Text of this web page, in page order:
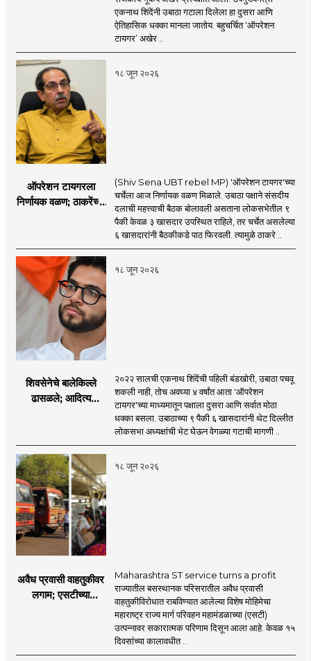
शिंदेंकडे जाण्याच्या चर्चा
सुरू
एकनाथ शिंदेंनी उबाठा गटाला दिलेला हा दुसरा आणि
ऐतिहासिक धक्का मानला जातोय. बहुचर्चित ‘ऑपरेशन
टायगर’ अखेर ..
१८ जून २०२६
ऑपरेशन टायगरला
निर्णायक वळण; ठाकरेंच्या
विलीन होण्याचा प्रस्ताव?
(Shiv Sena UBT rebel MP) 'ऑपरेशन टायगर'च्या
चर्चेला आज निर्णायक वळण मिळाले. उबाठा पक्षाने संसदीय
दलाची महत्त्वाची बैठक बोलावली असताना लोकसभेतील ९
पैकी केवळ ३ खासदार उपस्थित राहिले, तर चर्चेत असलेल्या
६ खासदारांनी बैठकीकडे पाठ फिरवली. त्यामुळे ठाकरे ..
१८ जून २०२६
शिवसेनेचे बालेकिल्ले
ढासळले; आदित्य
नेमका कुठे चुकला?
२०२२ सालची एकनाथ शिंदेंची पहिली बंडखोरी, उबाठा पचवू
शकली नाही, तोच अवघ्या ४ वर्षांत आता 'ऑपरेशन
टायगर'च्या माध्यमातून पक्षाला दुसरा आणि सर्वात मोठा
धक्का बसला. उबाठाच्या ९ पैकी ६ खासदारांनी थेट दिल्लीत
लोकसभा अध्यक्षांची भेट घेऊन वेगळ्या गटाची मागणी ..
१८ जून २०२६
अवैध प्रवासी वाहतुकीवर
लगाम; एसटीच्या
Maharashtra ST service turns a profit
राज्यातील बसस्थानक परिसरातील अवैध प्रवासी
वाहतुकीविरोधात राबविण्यात आलेल्या विशेष मोहिमेचा
महाराष्ट्र राज्य मार्ग परिवहन महामंडळाच्या (एसटी)
उत्पन्नावर सकारात्मक परिणाम दिसून आला आहे. केवळ १५
दिवसांच्या कालावधीत ..